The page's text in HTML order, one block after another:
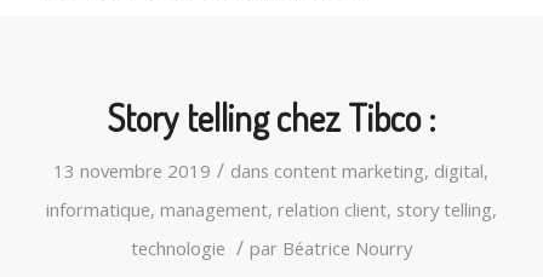
Story telling chez Tibco :
13 novembre 2019 / dans content marketing, digital,
informatique, management, relation client, story telling,
technologie / par Béatrice Nourry